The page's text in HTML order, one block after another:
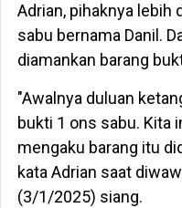
Adrian, pihaknya lebih
sabu bernama Danil.
diamankan barang
"Awalnya duluan
bukti 1 ons sabu. Kita
mengaku barang itu
kata Adrian saat
(3/1/2025) siang.